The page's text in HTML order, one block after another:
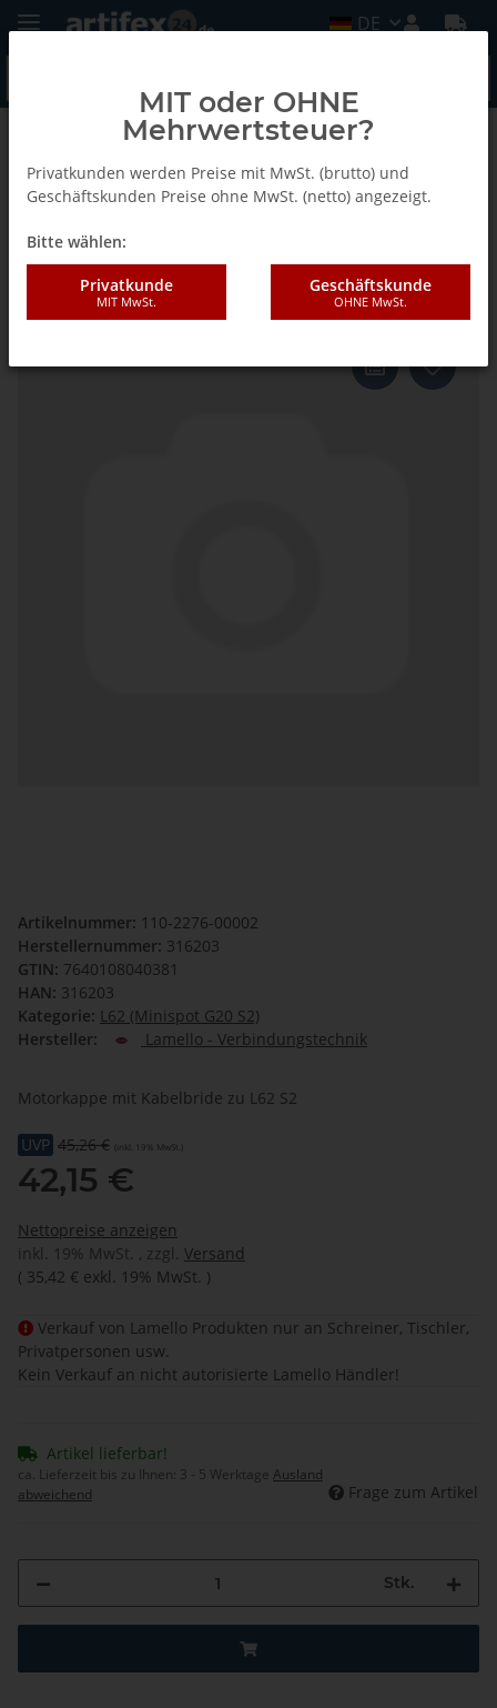
DE
Zurück zur Liste L62 (Minispot G20 S2)
Lamello L62 S2 Motorkappe mit
Kabelbride
Artikelnummer: 110-2276-00002
Herstellernummer: 316203
GTIN: 7640108040381
HAN: 316203
Kategorie: L62 (Minispot G20 S2)
Hersteller:
Lamello - Verbindungstechnik
Motorkappe mit Kabelbride zu L62 S2
UVP 45,26 € (inkl. 19% MwSt.)
42,15 €
Nettopreise anzeigen
inkl. 19% MwSt. , zzgl. Versand
( 35,42 € exkl. 19% MwSt. )
Verkauf von Lamello Produkten nur an Schreiner, Tischler,
Privatpersonen usw.
Kein Verkauf an nicht autorisierte Lamello Händler!
Artikel lieferbar!
ca. Lieferzeit bis zu Ihnen: 3 - 5 Werktage Ausland
abweichend
Frage zum Artikel
Stk.
MIT oder OHNE
Mehrwertsteuer?
Privatkunden werden Preise mit MwSt. (brutto) und
Geschäftskunden Preise ohne MwSt. (netto) angezeigt.
Bitte wählen:
Privatkunde
MIT MwSt.
Geschäftskunde
OHNE MwSt.